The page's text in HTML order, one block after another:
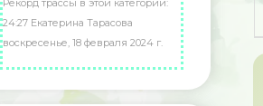
Рекорд трассы в этой категории:
24:27 Екатерина Тарасова
воскресенье, 18 февраля 2024 г.